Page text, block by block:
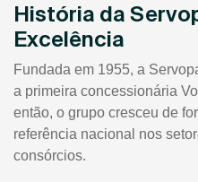
História da
Excelência
Fundada em 1955, a
a primeira concessionária
então, o grupo cresceu de
referência nacional nos
consórcios.